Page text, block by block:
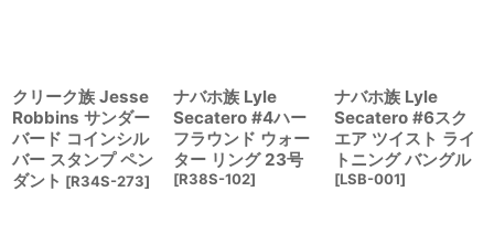
クリーク族 Jesse
Robbins サンダー
バード コインシル
バー スタンプ ペン
ダント [R34S-273]
ナバホ族 Lyle
Secatero #4ハー
フラウンド ウォー
ター リング 23号
[R38S-102]
ナバホ族 Lyle
Secatero #6スク
エア ツイスト ライ
トニング バングル
[LSB-001]